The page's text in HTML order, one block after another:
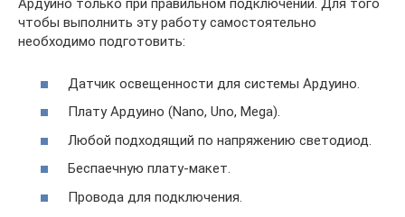
Ардуино только при правильном подключении. Для того
чтобы выполнить эту работу самостоятельно
необходимо подготовить:
Датчик освещенности для системы Ардуино.
Плату Ардуино (Nano, Uno, Mega).
Любой подходящий по напряжению светодиод.
Беспаечную плату-макет.
Провода для подключения.